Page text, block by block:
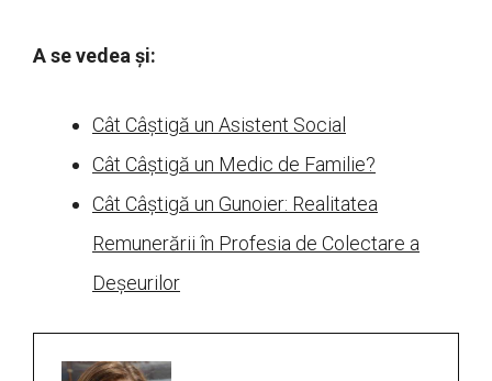
A se vedea și:
Cât Câștigă un Asistent Social
Cât Câștigă un Medic de Familie?
Cât Câștigă un Gunoier: Realitatea
Remunerării în Profesia de Colectare a
Deșeurilor